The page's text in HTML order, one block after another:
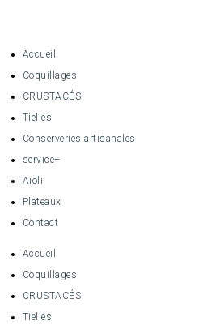
Accueil
Coquillages
CRUSTACÉS
Tielles
Conserveries artisanales
service+
Aïoli
Plateaux
Contact
Accueil
Coquillages
CRUSTACÉS
Tielles